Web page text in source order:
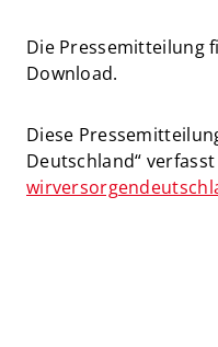
Die Pressemitteilung
Download.
Diese
Deutschland“